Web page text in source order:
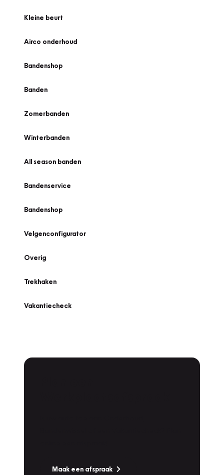
Kleine beurt
Airco onderhoud
Bandenshop
Banden
Zomerbanden
Winterbanden
All season banden
Bandenservice
Bandenshop
Velgenconfigurator
Overig
Trekhaken
Vakantiecheck
Maak een afspraak